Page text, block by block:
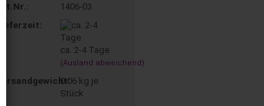
Art.Nr.:
1406-03
Lieferzeit:
ca. 2-4 Tage
(Ausland abweichend)
Versandgewicht:
0.06kg je
Stück